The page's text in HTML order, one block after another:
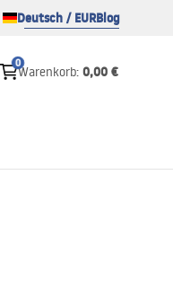
Deutsch / EURBlog
0
Warenkorb: 0,00 €